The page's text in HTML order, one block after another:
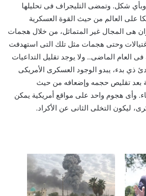
شكل. وتمضى التليجراف فى تحليلها
على العالم من حيث القوة العسكرية
هى المجال غير المتماثل، من خلال هجمات
وحتى هجمات مثل تلك التى استهدفت
العام الماضى.. ولا يوجد تقليل التداعيات
ذي بدء، يبدو الوجود العسكرى الأمريكى
بعد تقليص حجمه وإضعافه من حيث
وأى هجوم واحد على مواقع أمريكية يمكن
ليكون التخلى الثانى عن الأكراد.